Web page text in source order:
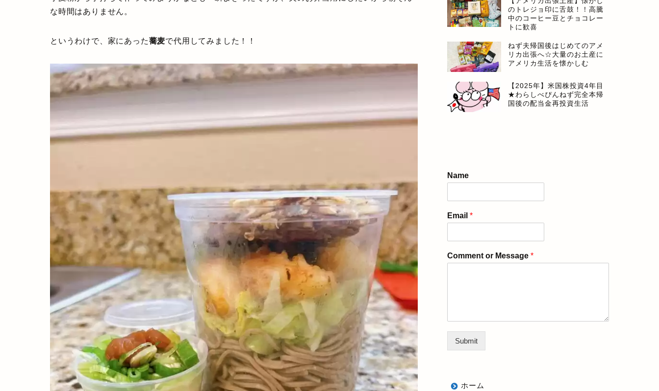
な時間はありません。
というわけで、家にあった蕎麦で代用してみました！！
のトレジョ印に舌鼓！！高騰
中のコーヒー豆とチョコレー
トに歓喜
ねず夫帰国後はじめてのアメ
リカ出張へ☆大量のお土産に
アメリカ生活を懐かしむ
【2025年】米国株投資4年目
★わらしべぴんねず完全本帰
国後の配当金再投資生活
Name
Email *
Comment or Message *
Submit
ホーム